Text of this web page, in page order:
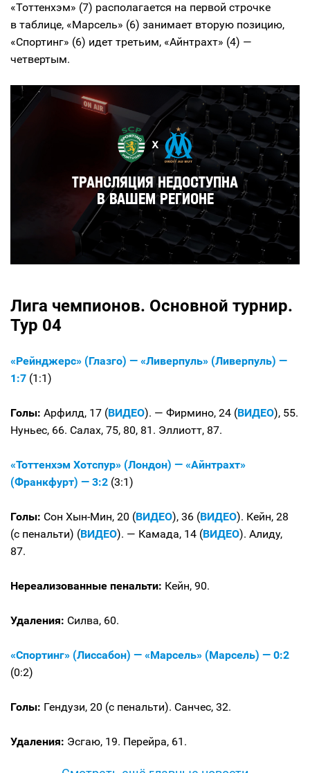
«Тоттенхэм» (7) располагается на первой строчке
в таблице, «Марсель» (6) занимает вторую позицию,
«Спортинг» (6) идет третьим, «Айнтрахт» (4) —
четвертым.
Лига чемпионов. Основной турнир.
Тур 04
«Рейнджерс» (Глазго) — «Ливерпуль» (Ливерпуль) —
1:7 (1:1)
Голы: Арфилд, 17 (ВИДЕО). — Фирмино, 24 (ВИДЕО), 55.
Нуньес, 66. Салах, 75, 80, 81. Эллиотт, 87.
«Тоттенхэм Хотспур» (Лондон) — «Айнтрахт»
(Франкфурт) — 3:2 (3:1)
Голы: Сон Хын-Мин, 20 (ВИДЕО), 36 (ВИДЕО). Кейн, 28
(с пенальти) (ВИДЕО). — Камада, 14 (ВИДЕО). Алиду,
87.
Нереализованные пенальти: Кейн, 90.
Удаления: Силва, 60.
«Спортинг» (Лиссабон) — «Марсель» (Марсель) — 0:2
(0:2)
Голы: Гендузи, 20 (с пенальти). Санчес, 32.
Удаления: Эсгаю, 19. Перейра, 61.